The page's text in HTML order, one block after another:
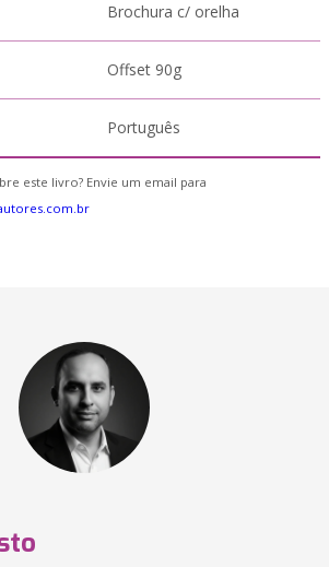
Brochura c/ orelha
Offset 90g
Português
este livro? Envie um email para